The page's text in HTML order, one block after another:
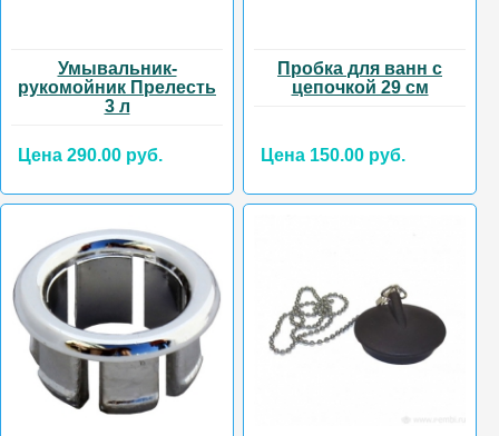
Умывальник-
рукомойник Прелесть
3 л
Цена 290.00 руб.
Пробка для ванн с
цепочкой 29 см
Цена 150.00 руб.